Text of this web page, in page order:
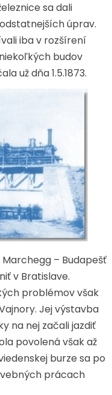
sa dali
úprav.
iba v rozšírení
budov
už dňa 1.5.1873.
– Budapešť
v Bratislave.
problémov však
Jej výstavba
na nej začali jazdiť
povolená však až
burze sa po
prácach